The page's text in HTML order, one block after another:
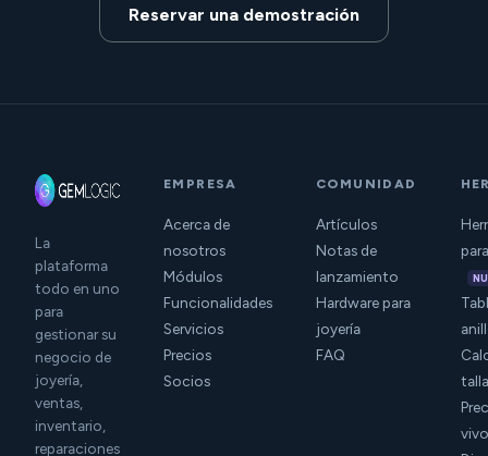
Reservar una demostración
La
plataforma
todo en uno
para
gestionar su
negocio de
joyería,
ventas,
inventario,
reparaciones
EMPRESA
Acerca de
nosotros
Módulos
Funcionalidades
Servicios
Precios
Socios
COMUNIDAD
Artículos
Notas de
lanzamiento
Hardware para
joyería
FAQ
vivo